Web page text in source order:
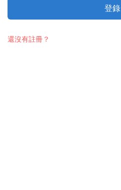
登錄
還沒有註冊？